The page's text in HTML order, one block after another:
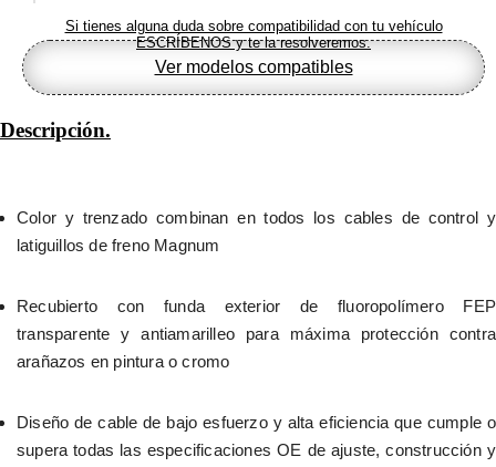
Si tienes alguna duda sobre compatibilidad con tu vehículo
ESCRÍBENOS y te la resolveremos.
Ver modelos compatibles
Descripción.
Color y trenzado combinan en todos los cables de control y
latiguillos de freno Magnum
Recubierto con funda exterior de fluoropolímero FEP
transparente y antiamarilleo para máxima protección contra
arañazos en pintura o cromo
Diseño de cable de bajo esfuerzo y alta eficiencia que cumple o
supera todas las especificaciones OE de ajuste, construcción y